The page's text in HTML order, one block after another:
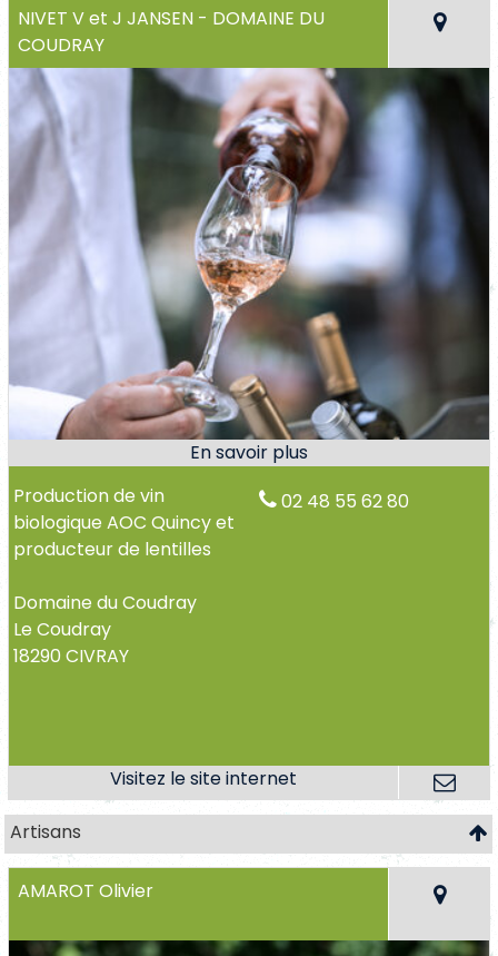
NIVET V et J JANSEN - DOMAINE DU
COUDRAY
Production de vin
biologique AOC Quincy et
producteur de lentilles
Domaine du Coudray
Le Coudray
18290 CIVRAY
02 48 55 62 80
Artisans
AMAROT Olivier